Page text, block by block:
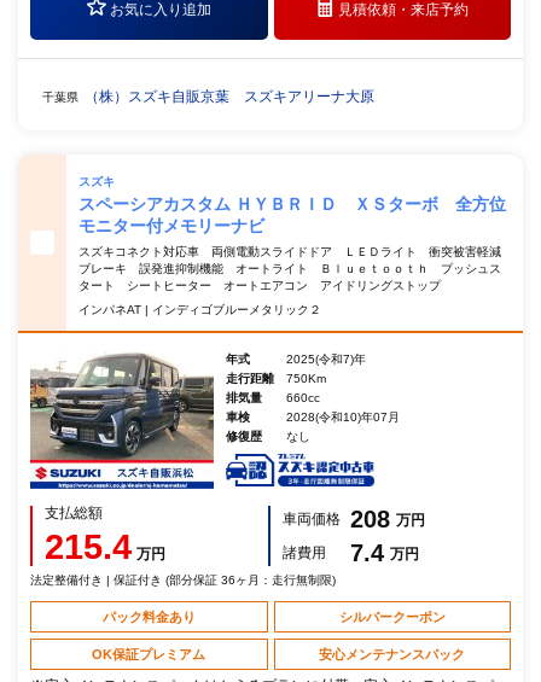
お気に入り追加 見積依頼・来店予約
千葉県 （株）スズキ自販京葉 スズキアリーナ大原
スズキ
スペーシアカスタム ＨＹＢＲＩＤ ＸＳターボ 全方位
モニター付メモリーナビ
スズキコネクト対応車 両側電動スライドドア ＬＥＤライト 衝突被害軽減
ブレーキ 誤発進抑制機能 オートライト Ｂｌｕｅｔｏｏｔｈ プッシュス
タート シートヒーター オートエアコン アイドリングストップ
インパネAT | インディゴブルーメタリック２
年式
2025(令和7)年
走行距離
750Km
排気量
660cc
車検
2028(令和10)年07月
修復歴
なし
支払総額
215.4 万円
車両価格 208 万円
諸費用
7.4 万円
法定整備付き | 保証付き (部分保証 36ヶ月：走行無制限)
パック料金あり シルバークーポン
OK保証プレミアム 安心メンテナンスパック